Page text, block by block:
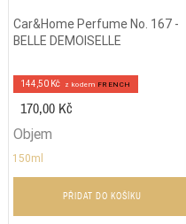
Car&Home Perfume No. 167 -
BELLE DEMOISELLE
144,50 Kč z kodem FRENCH
170,00 Kč
Objem
150ml
PŘIDAT DO KOŠÍKU